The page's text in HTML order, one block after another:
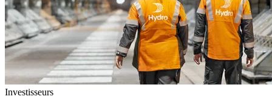
Investisseurs